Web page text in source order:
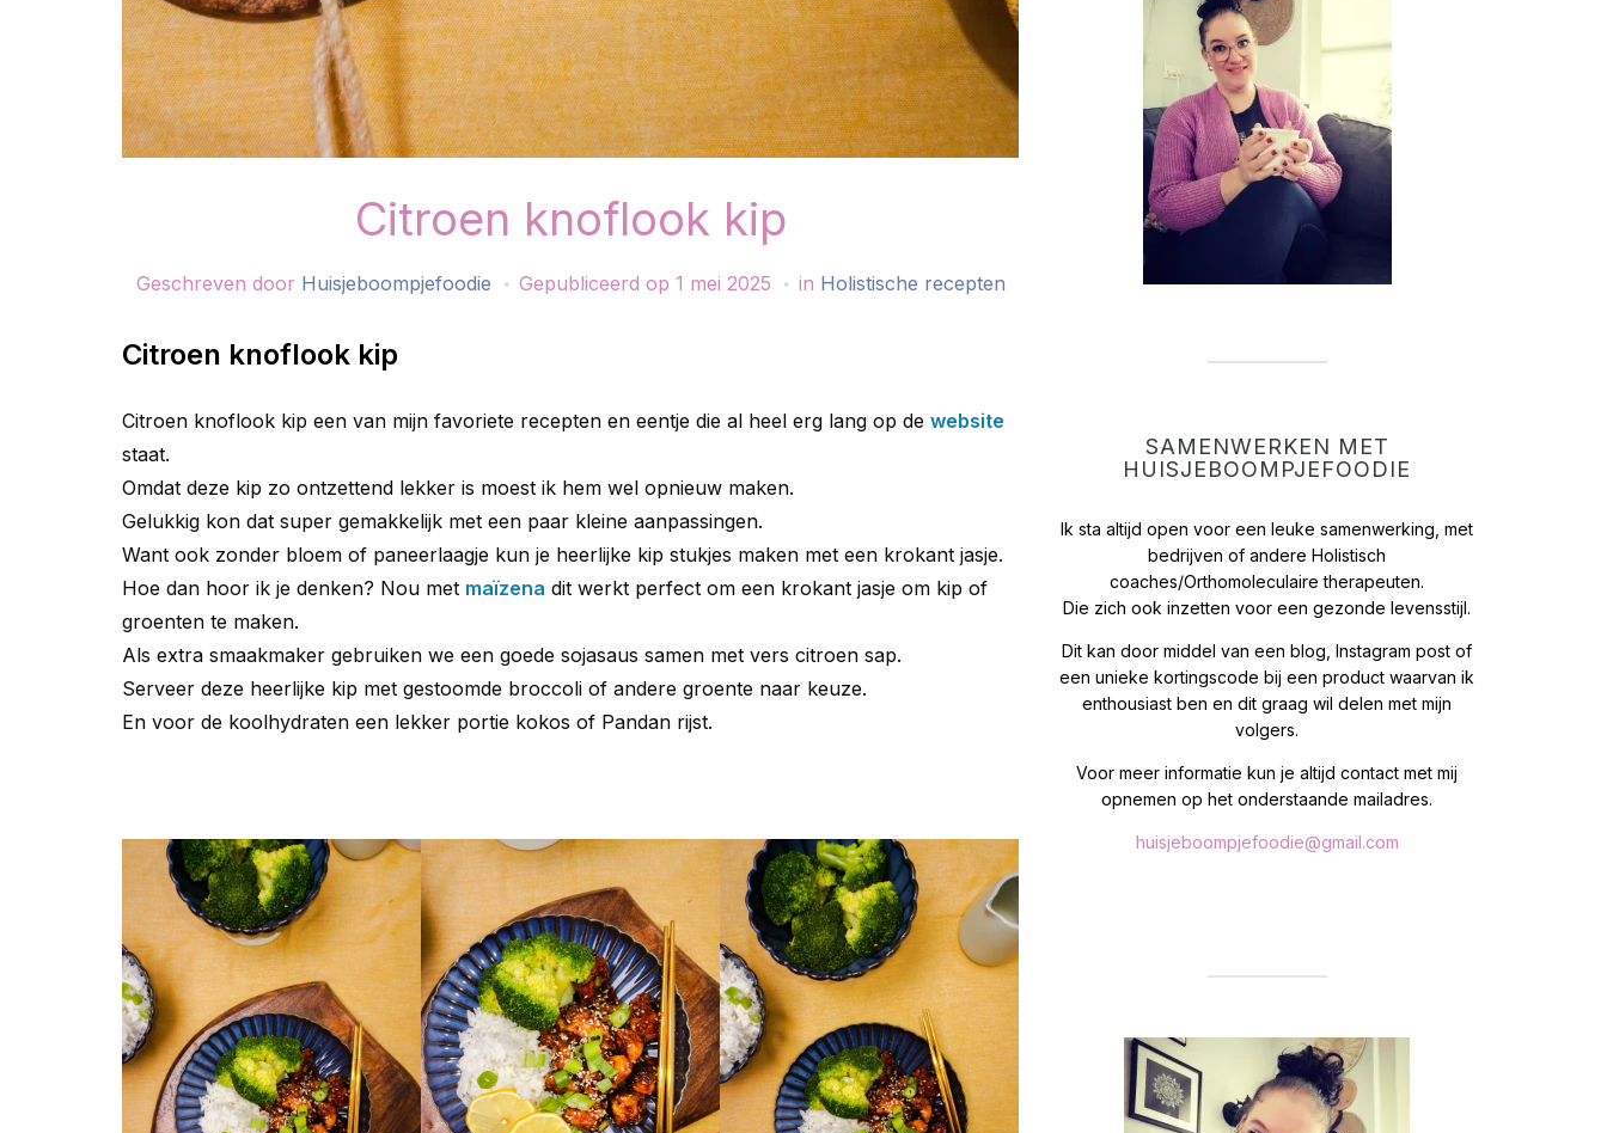
Citroen knoflook kip
Geschreven door Huisjeboompjefoodie Gepubliceerd op 1 mei 2025 in Holistische recepten
Citroen knoflook kip
Citroen knoflook kip een van mijn favoriete recepten en eentje die al heel erg lang op de website
staat.
Omdat deze kip zo ontzettend lekker is moest ik hem wel opnieuw maken.
Gelukkig kon dat super gemakkelijk met een paar kleine aanpassingen.
Want ook zonder bloem of paneerlaagje kun je heerlijke kip stukjes maken met een krokant jasje.
Hoe dan hoor ik je denken? Nou met maïzena dit werkt perfect om een krokant jasje om kip of
groenten te maken.
Als extra smaakmaker gebruiken we een goede sojasaus samen met vers citroen sap.
Serveer deze heerlijke kip met gestoomde broccoli of andere groente naar keuze.
En voor de koolhydraten een lekker portie kokos of Pandan rijst.
SAMENWERKEN MET
HUISJEBOOMPJEFOODIE
Ik sta altijd open voor een leuke samenwerking, met
bedrijven of andere Holistisch
coaches/Orthomoleculaire therapeuten.
Die zich ook inzetten voor een gezonde levensstijl.
Dit kan door middel van een blog, Instagram post of
een unieke kortingscode bij een product waarvan ik
enthousiast ben en dit graag wil delen met mijn
volgers.
Voor meer informatie kun je altijd contact met mij
opnemen op het onderstaande mailadres.
huisjeboompjefoodie@gmail.com